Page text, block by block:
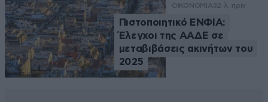
ΟΙΚΟΝΟΜΙΑ32 λ. πριν
Πιστοποιητικό ΕΝΦΙΑ:
Έλεγχοι της ΑΑΔΕ σε
μεταβιβάσεις ακινήτων του
2025